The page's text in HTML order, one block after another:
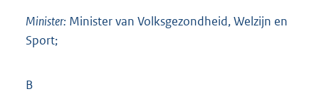
Minister: Minister van Volksgezondheid, Welzijn en
Sport;
B